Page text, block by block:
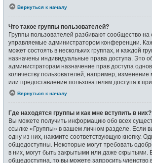
Вернуться к началу
Что такое группы пользователей?
Группы пользователей разбивают сообщество на
управляемые администратором конференции.
может состоять в нескольких группах, и каждой
назначены индивидуальные права доступа. Это
администраторам назначение прав доступа
количеству пользователей, например, изменение
или предоставление пользователям доступа к
Вернуться к началу
Где находятся группы и как мне вступить в них?
Вы можете получить информацию обо всех
ссылке «Группы» в вашем личном разделе. Если
одну из них, нажмите соответствующую кнопку.
общедоступны. Некоторые могут требовать
в них, могут быть закрытыми или даже скрытыми.
общедоступна, то вы можете запросить членство